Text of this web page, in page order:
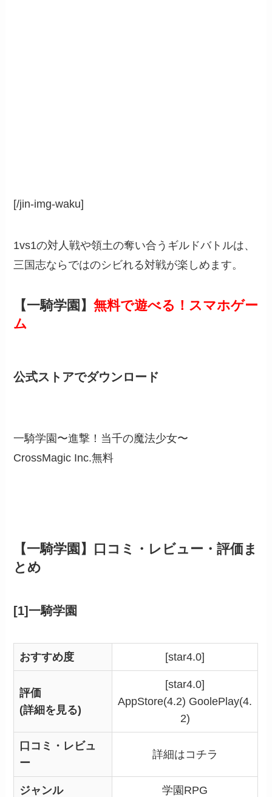
[/jin-img-waku]
1vs1の対人戦や領土の奪い合うギルドバトルは、
三国志ならではのシビれる対戦が楽しめます。
【一騎学園】無料で遊べる！スマホゲー
ム
公式ストアでダウンロード
一騎学園〜進撃！当千の魔法少女〜
CrossMagic Inc.無料
【一騎学園】口コミ・レビュー・評価ま
とめ
[1]一騎学園
おすすめ度 [star4.0]
評価
(詳細を見る)
[star4.0]
AppStore(4.2) GoolePlay(4.
2)
口コミ・レビュ
ー
詳細はコチラ
ジャンル 学園RPG